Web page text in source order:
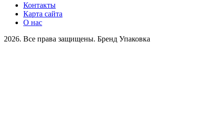
Контакты
Карта сайта
О нас
2026. Все права защищены. Бренд Упаковка